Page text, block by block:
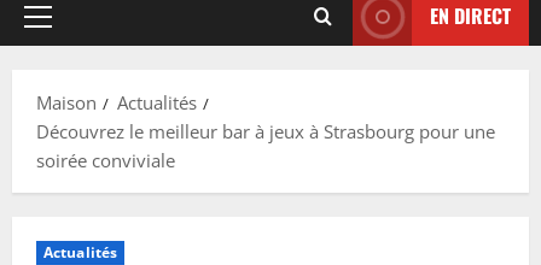
Menu
EN DIRECT
Maison
Actualités
Découvrez le meilleur bar à jeux à Strasbourg pour une
soirée conviviale
Actualités